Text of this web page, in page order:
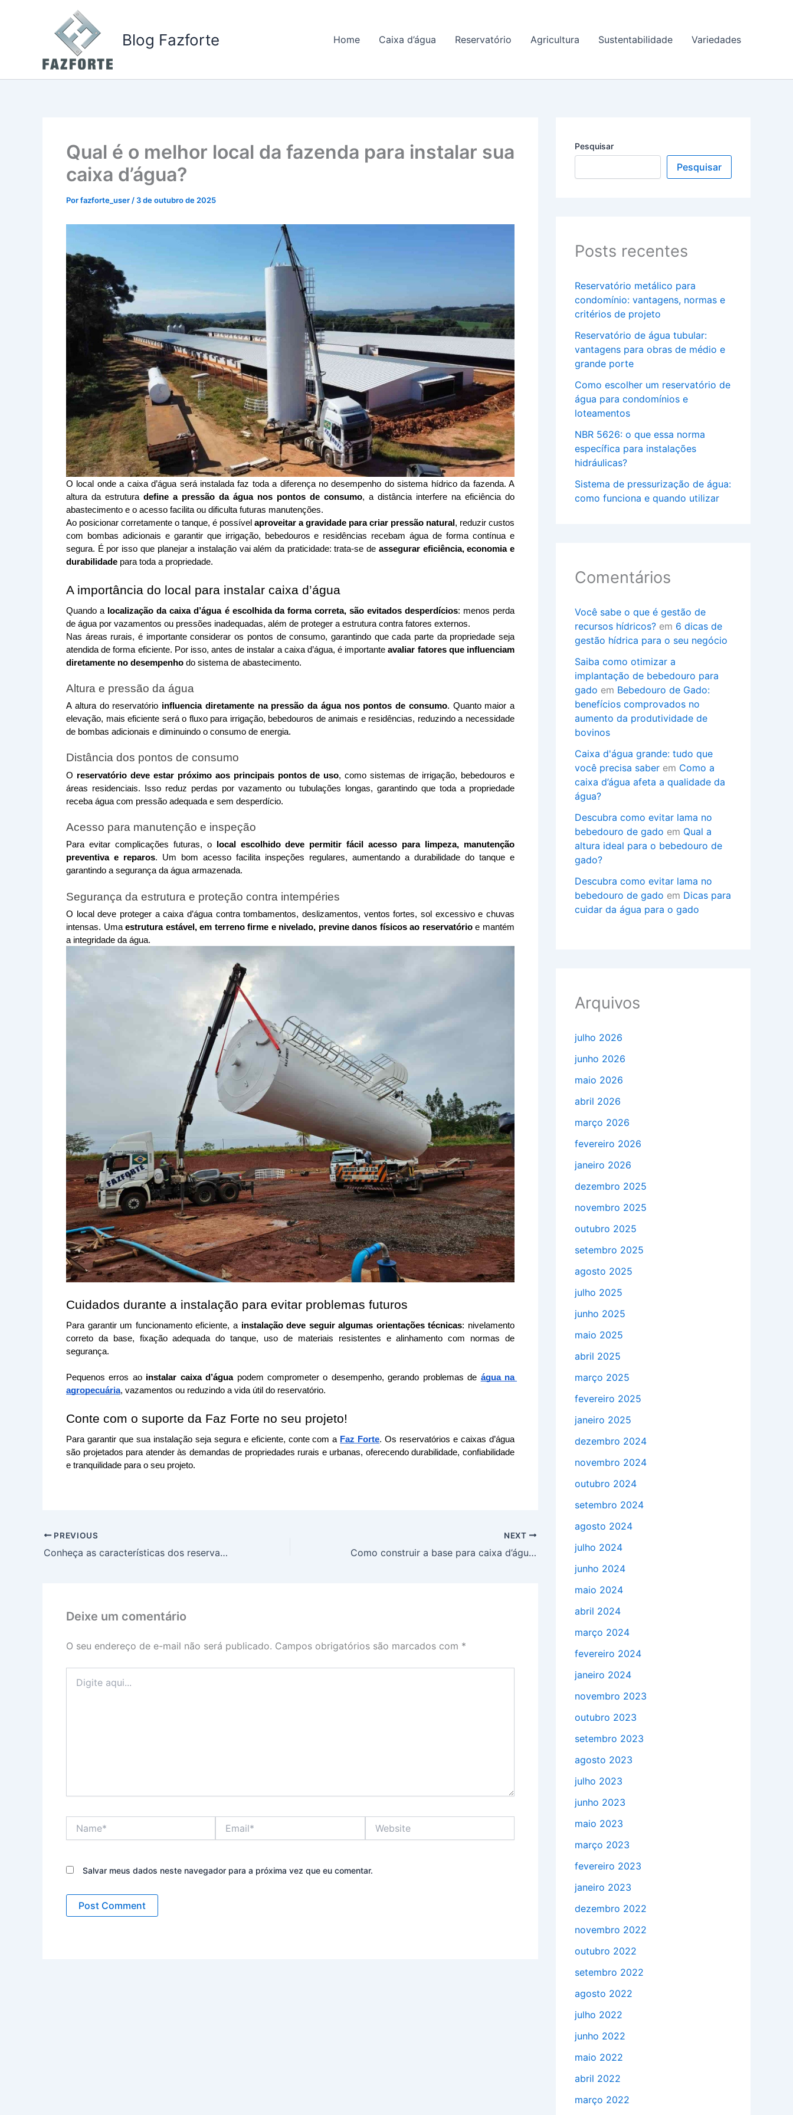
Blog Fazforte Home Caixa d’água Reservatório Agricultura Sustentabilidade Variedades
Qual é o melhor local da fazenda para instalar sua
caixa d’água?
Porfazforte_user / 3 de outubro de 2025
O local onde a caixa d’água será instalada faz toda a diferença no desempenho do sistema hídrico da fazenda. A
altura da estrutura define a pressão da água nos pontos de consumo, a distância interfere na eficiência do
abastecimento e o acesso facilita ou dificulta futuras manutenções.
Ao posicionar corretamente o tanque, é possível aproveitar a gravidade para criar pressão natural, reduzir custos
com bombas adicionais e garantir que irrigação, bebedouros e residências recebam água de forma contínua e
segura. É por isso que planejar a instalação vai além da praticidade: trata-se de assegurar eficiência, economia e
durabilidade para toda a propriedade.
A importância do local para instalar caixa d’água
Quando a localização da caixa d’água é escolhida da forma correta, são evitados desperdícios: menos perda
de água por vazamentos ou pressões inadequadas, além de proteger a estrutura contra fatores externos.
Nas áreas rurais, é importante considerar os pontos de consumo, garantindo que cada parte da propriedade seja
atendida de forma eficiente. Por isso, antes de instalar a caixa d’água, é importante avaliar fatores que influenciam
diretamente no desempenho do sistema de abastecimento.
Altura e pressão da água
A altura do reservatório influencia diretamente na pressão da água nos pontos de consumo. Quanto maior a
elevação, mais eficiente será o fluxo para irrigação, bebedouros de animais e residências, reduzindo a necessidade
de bombas adicionais e diminuindo o consumo de energia.
Distância dos pontos de consumo
O reservatório deve estar próximo aos principais pontos de uso, como sistemas de irrigação, bebedouros e
áreas residenciais. Isso reduz perdas por vazamento ou tubulações longas, garantindo que toda a propriedade
receba água com pressão adequada e sem desperdício.
Acesso para manutenção e inspeção
Para evitar complicações futuras, o
local escolhido deve permitir fácil acesso para limpeza, manutenção
preventiva e reparos. Um bom acesso facilita inspeções regulares, aumentando a durabilidade do tanque e
garantindo a segurança da água armazenada.
Segurança da estrutura e proteção contra intempéries
O local deve proteger a caixa d’água contra tombamentos, deslizamentos, ventos fortes, sol excessivo e chuvas
intensas. Uma estrutura estável, em terreno firme e nivelado, previne danos físicos ao reservatório e mantém
a integridade da água.
Cuidados durante a instalação para evitar problemas futuros
Para garantir um funcionamento eficiente, a instalação deve seguir algumas orientações técnicas: nivelamento
correto da base, fixação adequada do tanque, uso de materiais resistentes e alinhamento com normas de
segurança.
Pequenos erros ao instalar caixa d’água podem comprometer o desempenho, gerando problemas de água na
agropecuária, vazamentos ou reduzindo a vida útil do reservatório.
Conte com o suporte da Faz Forte no seu projeto!
Para garantir que sua instalação seja segura e eficiente, conte com a Faz Forte. Os reservatórios e caixas d’água
são projetados para atender às demandas de propriedades rurais e urbanas, oferecendo durabilidade, confiabilidade
e tranquilidade para o seu projeto.
PREVIOUS
Conheça as características dos reservatórios de água
NEXT
Como construir a base para caixa d’água tipo taça?
Deixe um comentário
O seu endereço de e-mail não será publicado. Campos obrigatórios são marcados com *
aqui...
Salvar meus dados neste navegador para a próxima vez que eu comentar.
Pesquisar
Pesquisar
Posts recentes
Reservatório metálico para
condomínio: vantagens, normas e
critérios de projeto
Reservatório de água tubular:
vantagens para obras de médio e
grande porte
Como escolher um reservatório de
água para condomínios e
loteamentos
NBR 5626: o que essa norma
específica para instalações
hidráulicas?
Sistema de pressurização de água:
como funciona e quando utilizar
Comentários
Você sabe o que é gestão de
recursos hídricos? em 6 dicas de
gestão hídrica para o seu negócio
Saiba como otimizar a
implantação de bebedouro para
gado em Bebedouro de Gado:
benefícios comprovados no
aumento da produtividade de
bovinos
Caixa d'água grande: tudo que
você precisa saber em Como a
caixa d’água afeta a qualidade da
água?
Descubra como evitar lama no
bebedouro de gado em Qual a
altura ideal para o bebedouro de
gado?
Descubra como evitar lama no
bebedouro de gado em Dicas para
cuidar da água para o gado
Arquivos
julho 2026
junho 2026
maio 2026
abril 2026
março 2026
fevereiro 2026
janeiro 2026
dezembro 2025
novembro 2025
outubro 2025
setembro 2025
agosto 2025
julho 2025
junho 2025
maio 2025
abril 2025
março 2025
fevereiro 2025
janeiro 2025
dezembro 2024
novembro 2024
outubro 2024
setembro 2024
agosto 2024
julho 2024
junho 2024
maio 2024
abril 2024
março 2024
fevereiro 2024
janeiro 2024
novembro 2023
outubro 2023
setembro 2023
agosto 2023
julho 2023
junho 2023
maio 2023
março 2023
fevereiro 2023
janeiro 2023
dezembro 2022
novembro 2022
outubro 2022
setembro 2022
agosto 2022
julho 2022
junho 2022
maio 2022
abril 2022
março 2022